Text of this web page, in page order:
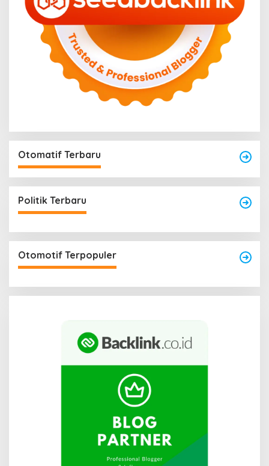
Otomatif Terbaru
Politik Terbaru
Otomotif Terpopuler